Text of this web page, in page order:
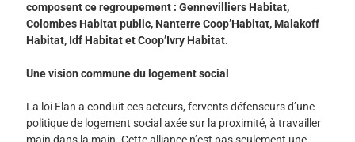
composent ce regroupement : Gennevilliers Habitat,
Colombes Habitat public, Nanterre Coop’Habitat, Malakoff
Habitat, Idf Habitat et Coop’Ivry Habitat.
Une vision commune du logement social
La loi Elan a conduit ces acteurs, fervents défenseurs d’une
politique de logement social axée sur la proximité, à travailler